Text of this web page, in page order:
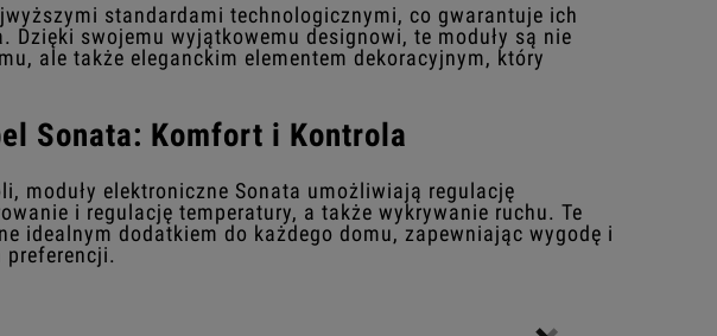
standardami technologicznymi, co gwarantuje ich
swojemu wyjątkowemu designowi, te moduły są nie
ale także eleganckim elementem dekoracyjnym, który
Sonata: Komfort i Kontrola
moduły elektroniczne Sonata umożliwiają regulację
i regulację temperatury, a także wykrywanie ruchu. Te
idealnym dodatkiem do każdego domu, zapewniając wygodę i
preferencji.